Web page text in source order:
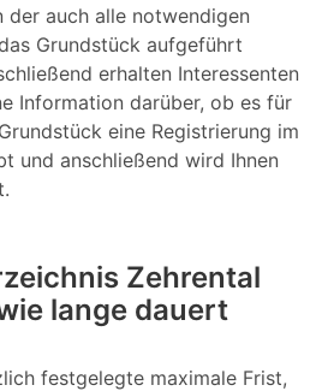
der auch alle notwendigen
Grundstück aufgeführt
erhalten Interessenten
Information darüber, ob es für
eine Registrierung im
und anschließend wird Ihnen
Zehrental
lange dauert
festgelegte maximale Frist,